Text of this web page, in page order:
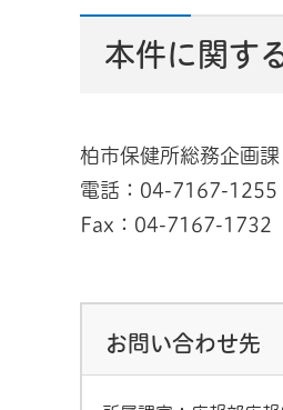
本件に関す
柏市保健所総務企画課
電話：04-7167-1255
Fax：04-7167-1732
お問い合わせ先